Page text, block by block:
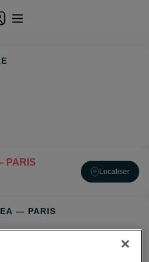
PARIS
Localiser
— PARIS